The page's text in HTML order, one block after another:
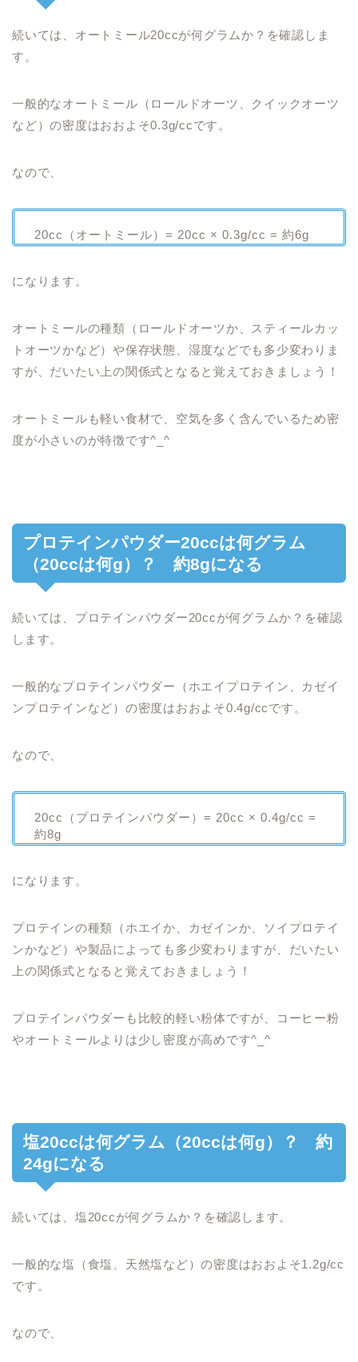
続いては、オートミール20ccが何グラムか？を確認しま
す。
一般的なオートミール（ロールドオーツ、クイックオーツ
など）の密度はおおよそ0.3g/ccです。
なので、
20cc（オートミール）= 20cc × 0.3g/cc = 約6g
になります。
オートミールの種類（ロールドオーツか、スティールカッ
トオーツかなど）や保存状態、湿度などでも多少変わりま
すが、だいたい上の関係式となると覚えておきましょう！
オートミールも軽い食材で、空気を多く含んでいるため密
度が小さいのが特徴です^_^
プロテインパウダー20ccは何グラム
（20ccは何g）？ 約8gになる
続いては、プロテインパウダー20ccが何グラムか？を確認
します。
一般的なプロテインパウダー（ホエイプロテイン、カゼイ
ンプロテインなど）の密度はおおよそ0.4g/ccです。
なので、
20cc（プロテインパウダー）= 20cc × 0.4g/cc =
約8g
になります。
プロテインの種類（ホエイか、カゼインか、ソイプロテイ
ンかなど）や製品によっても多少変わりますが、だいたい
上の関係式となると覚えておきましょう！
プロテインパウダーも比較的軽い粉体ですが、コーヒー粉
やオートミールよりは少し密度が高めです^_^
塩20ccは何グラム（20ccは何g）？ 約
24gになる
続いては、塩20ccが何グラムか？を確認します。
一般的な塩（食塩、天然塩など）の密度はおおよそ1.2g/cc
です。
なので、